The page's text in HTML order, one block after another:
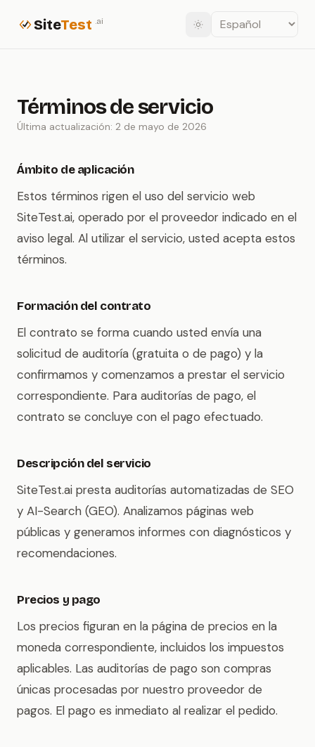
SiteTest .ai
Términos de servicio
Última actualización: 2 de mayo de 2026
Ámbito de aplicación
Estos términos rigen el uso del servicio web
SiteTest.ai, operado por el proveedor indicado en el
aviso legal. Al utilizar el servicio, usted acepta estos
términos.
Formación del contrato
El contrato se forma cuando usted envía una
solicitud de auditoría (gratuita o de pago) y la
confirmamos y comenzamos a prestar el servicio
correspondiente. Para auditorías de pago, el
contrato se concluye con el pago efectuado.
Descripción del servicio
SiteTest.ai presta auditorías automatizadas de SEO
y AI-Search (GEO). Analizamos páginas web
públicas y generamos informes con diagnósticos y
recomendaciones.
Precios y pago
Los precios figuran en la página de precios en la
moneda correspondiente, incluidos los impuestos
aplicables. Las auditorías de pago son compras
únicas procesadas por nuestro proveedor de
pagos. El pago es inmediato al realizar el pedido.